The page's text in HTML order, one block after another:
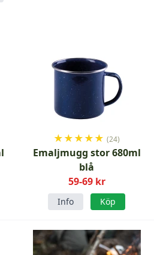
★★★★★ (24)
Emaljmugg stor 680ml
blå
59-69 kr
Info Köp